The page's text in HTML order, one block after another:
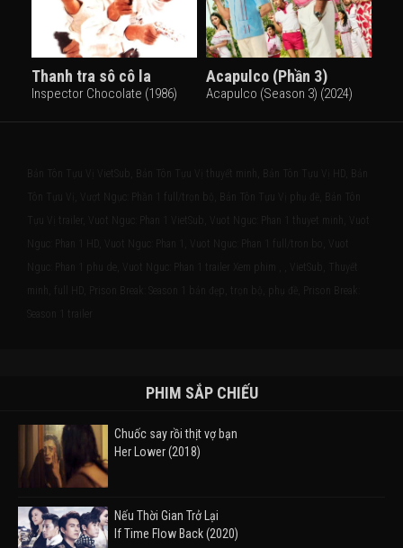
Thanh tra sô cô la
Inspector Chocolate (1986)
Acapulco (Phần 3)
Acapulco (Season 3) (2024)
Bản Tôn Tựu Vị VietSub, Bản Tôn Tựu Vị thuyết minh, Bản Tôn Tựu Vị HD, Bản
Tôn Tựu Vị, Vượt Ngục: Phần 1 full/trọn bộ, Bản Tôn Tựu Vị phụ đề, Bản Tôn
Tựu Vị trailer, Vuot Nguc: Phan 1 VietSub, Vuot Nguc: Phan 1 thuyet minh, Vuot
Nguc: Phan 1 HD, Vuot Nguc: Phan 1, Vuot Nguc: Phan 1 full/tron bo, Vuot
Nguc: Phan 1 phu de, Vuot Nguc: Phan 1 trailer Xem phim , , VietSub, Thuyết
minh, full HD, Prison Break: Season 1 bản đẹp, trọn bộ, phụ đề, Prison Break:
Season 1 trailer
PHIM SẮP CHIẾU
Chuốc say rồi thịt vợ bạn
Her Lower (2018)
Nếu Thời Gian Trở Lại
If Time Flow Back (2020)